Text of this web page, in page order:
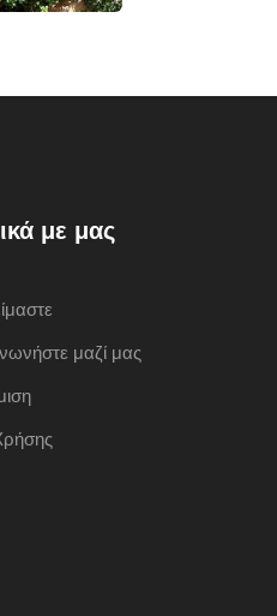
με μας
μαζί μας